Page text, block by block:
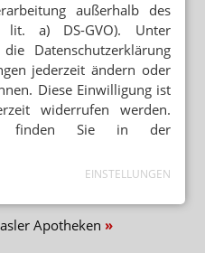
außerhalb des
a) DS-GVO). Unter
Datenschutzerklärung
jederzeit ändern oder
Diese Einwilligung ist
widerrufen werden.
finden Sie in der
EINSTELLUNGEN
aus der Apotheke
Einbrecher
Apotheken